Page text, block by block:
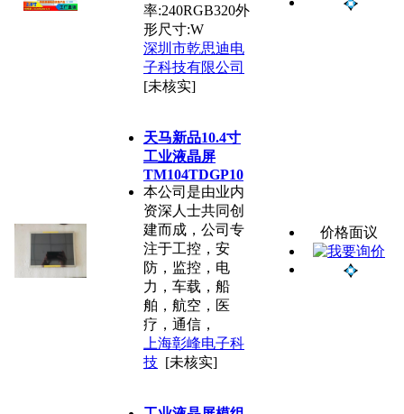
率:240RGB320外
形尺寸:W
深圳市乾思迪电
子科技有限公司
[未核实]
天马新品10.4寸
工业液晶屏
TM104TDGP10
本公司是由业内
资深人士共同创
建而成，公司专
注于工控，安
防，监控，电
力，车载，船
舶，航空，医
疗，通信，
上海彰峰电子科
技 [未核实]
价格面议